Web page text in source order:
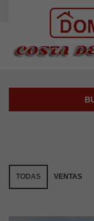
TODAS VENTAS